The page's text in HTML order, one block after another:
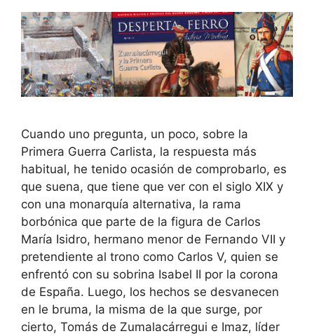
Cuando uno pregunta, un poco, sobre la
Primera Guerra Carlista, la respuesta más
habitual, he tenido ocasión de comprobarlo, es
que suena, que tiene que ver con el siglo XIX y
con una monarquía alternativa, la rama
borbónica que parte de la figura de Carlos
María Isidro, hermano menor de Fernando VII y
pretendiente al trono como Carlos V, quien se
enfrentó con su sobrina Isabel II por la corona
de España. Luego, los hechos se desvanecen
en le bruma, la misma de la que surge, por
cierto, Tomás de Zumalacárregui e Imaz, líder